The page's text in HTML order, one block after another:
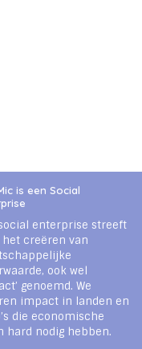
is een Social
enterprise streeft
het creëren van
ook wel
genoemd. We
impact in landen en
die economische
hard nodig hebben.